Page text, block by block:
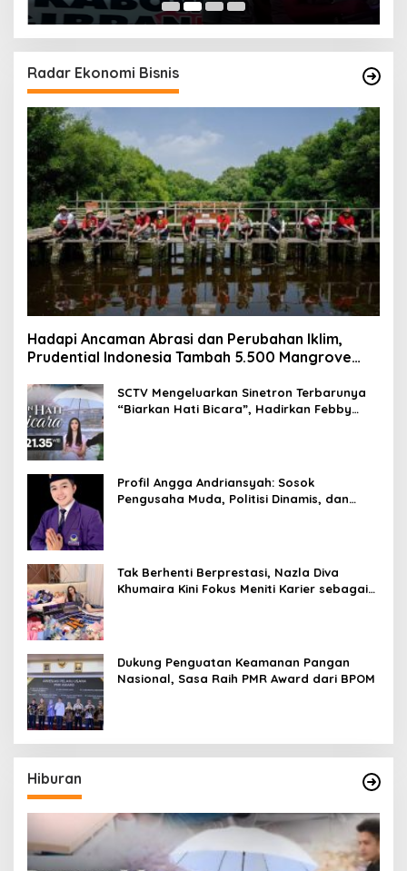
Radar Ekonomi Bisnis
Hadapi Ancaman Abrasi dan Perubahan Iklim,
Prudential Indonesia Tambah 5.500 Mangrove
SCTV Mengeluarkan Sinetron Terbarunya
“Biarkan Hati Bicara”, Hadirkan Febby
Profil Angga Andriansyah: Sosok
Pengusaha Muda, Politisi Dinamis, dan
Tak Berhenti Berprestasi, Nazla Diva
Khumaira Kini Fokus Meniti Karier sebagai
Dukung Penguatan Keamanan Pangan
Nasional, Sasa Raih PMR Award dari BPOM
Hiburan